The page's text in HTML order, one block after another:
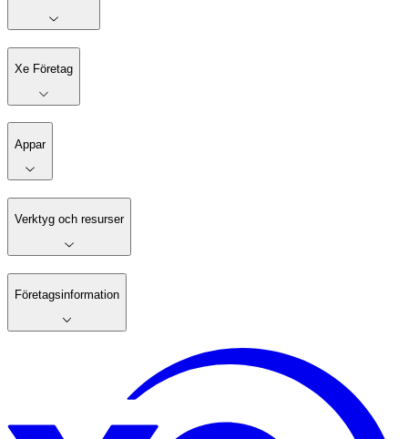
Xe Företag
Appar
Verktyg och resurser
Företagsinformation